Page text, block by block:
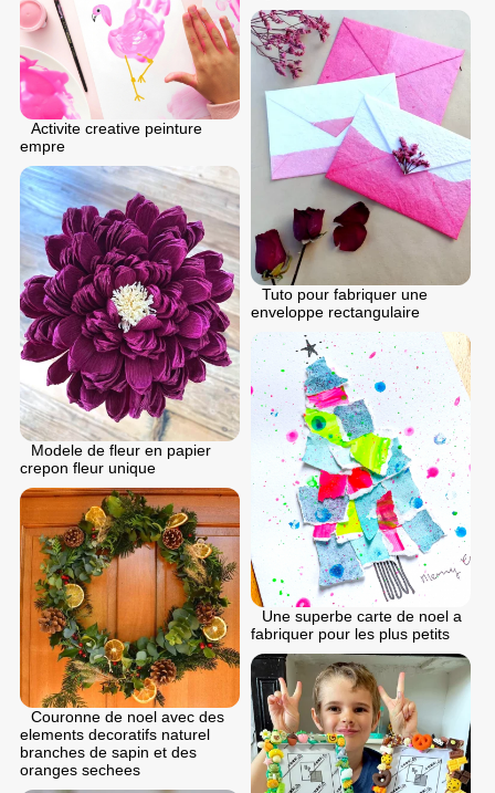
Activite creative peinture
empre
Tuto pour fabriquer une
enveloppe rectangulaire
Modele de fleur en papier
crepon fleur unique
Une superbe carte de noel a
fabriquer pour les plus petits
Couronne de noel avec des
elements decoratifs naturel
branches de sapin et des
oranges sechees